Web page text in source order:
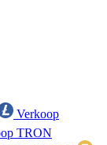
Verkoop
TRON